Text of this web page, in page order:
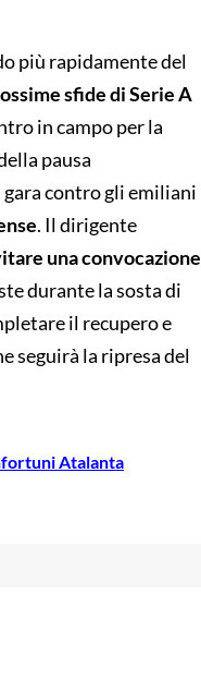
più rapidamente del
sfide di Serie A
in campo per la
pausa
contro gli emiliani
. Il dirigente
una convocazione
durante la sosta di
il recupero e
seguirà la ripresa del
Atalanta